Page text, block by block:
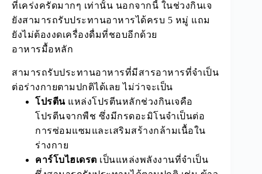
ที่เคร่งครัดมากๆ เท่านั้น นอกจากนี้ ในช่วงกินเจ
ยังสามารถรับประทานอาหารได้ครบ 5 หมู่ แถม
ยังไม่ต้องงดเครื่องดื่มที่ชอบอีกด้วย
อาหารมื้อหลัก
สามารถรับประทานอาหารที่มีสารอาหารที่จำเป็น
ต่อร่างกายตามปกติได้เลย ไม่ว่าจะเป็น
โปรตีนแหล่งโปรตีนหลักช่วงกินเจคือ
โปรตีนจากพืช ซึ่งมีกรดอะมิโนจำเป็นต่อ
การซ่อมแซมและเสริมสร้างกล้ามเนื้อใน
ร่างกาย
คาร์โบไฮเดรต เป็นแหล่งพลังงานที่จำเป็น